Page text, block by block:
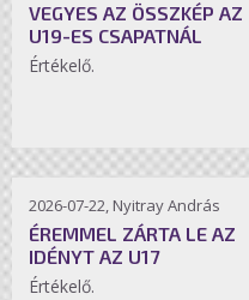
VEGYES AZ ÖSSZKÉP AZ
U19-ES CSAPATNÁL
Értékelő.
2026-07-22, Nyitray András
ÉREMMEL ZÁRTA LE AZ
IDÉNYT AZ U17
Értékelő.